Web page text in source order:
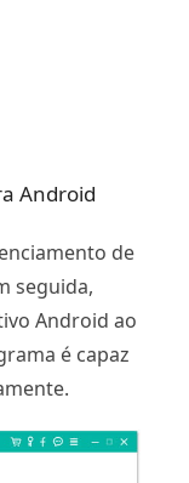
Android
de
seguida,
Android ao
é capaz